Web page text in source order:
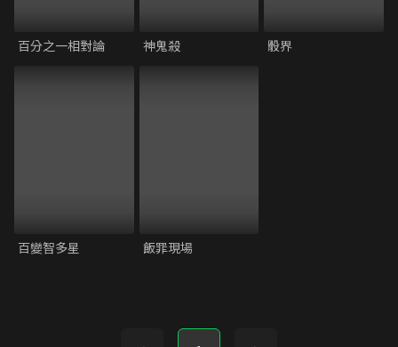
百分之一相對論 神鬼殺 骰界
百變智多星 飯罪現場